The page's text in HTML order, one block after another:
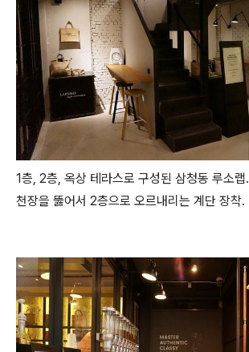
1층, 2층, 옥상 테라스로 구성된 삼청동 루소랩.
천장을 뚫어서 2층으로 오르내리는 계단 장착.